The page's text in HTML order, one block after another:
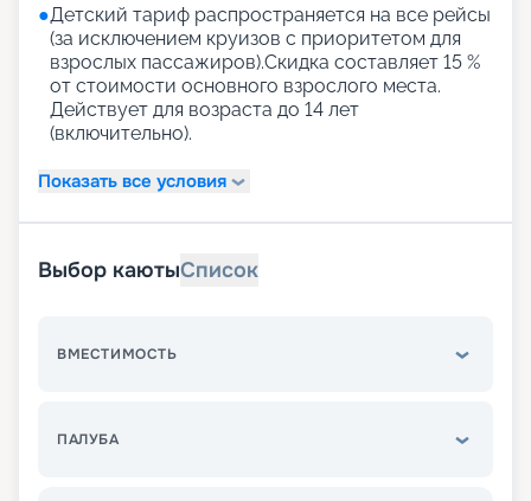
●Детский тариф распространяется на все рейсы
(за исключением круизов с приоритетом для
взрослых пассажиров).Скидка составляет 15 %
от стоимости основного взрослого места.
Действует для возраста до 14 лет
(включительно).
Показать все условия
Выбор каютыСписок
ВМЕСТИМОСТЬ
ПАЛУБА